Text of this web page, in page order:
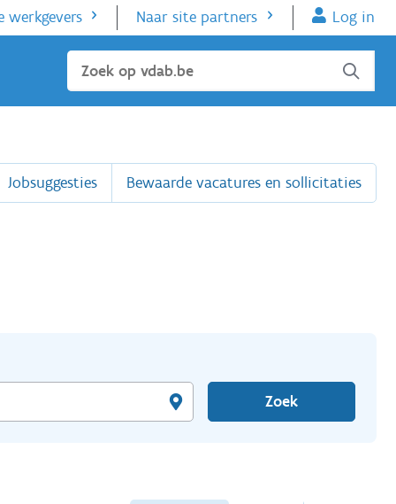
werkgevers Naar site partners Log in
Sluiten
Jobsuggesties Bewaarde vacatures en sollicitaties
Zoek